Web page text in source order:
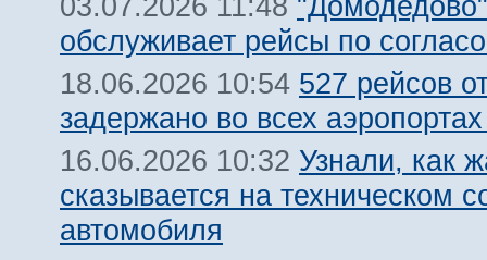
03.07.2026 11:48
обслуживает рейсы по
18.06.2026 10:54 527 рейсов
задержано во всех
16.06.2026 10:32 Узнали, как
сказывается на техническом
автомобиля